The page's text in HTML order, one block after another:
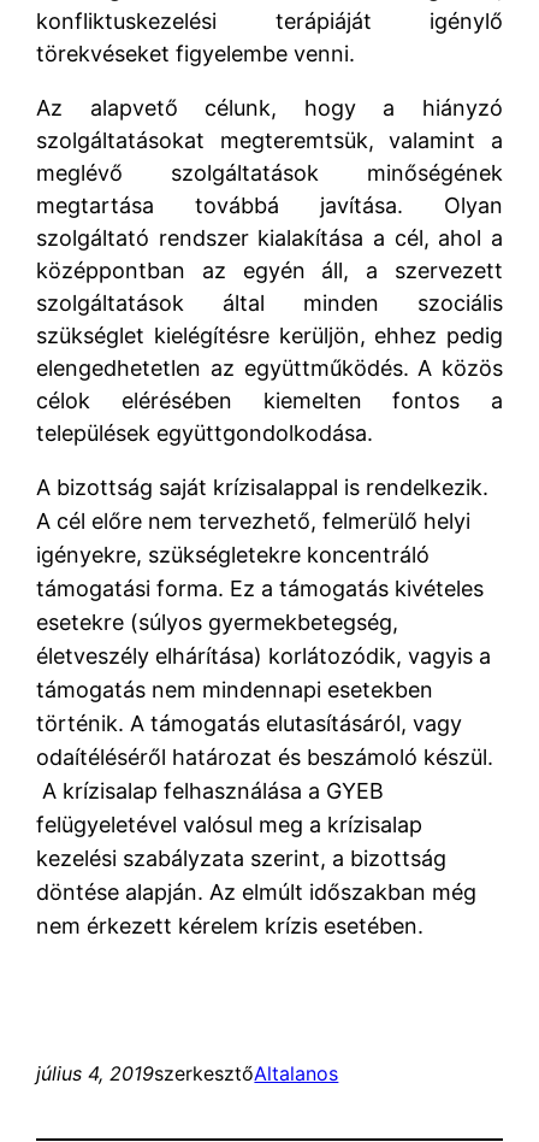
konfliktuskezelési terápiáját igénylő
törekvéseket figyelembe venni.
Az alapvető célunk, hogy a hiányzó
szolgáltatásokat megteremtsük, valamint a
meglévő szolgáltatások minőségének
megtartása továbbá javítása. Olyan
szolgáltató rendszer kialakítása a cél, ahol a
középpontban az egyén áll, a szervezett
szolgáltatások által minden szociális
szükséglet kielégítésre kerüljön, ehhez pedig
elengedhetetlen az együttműködés. A közös
célok elérésében kiemelten fontos a
települések együttgondolkodása.
A bizottság saját krízisalappal is rendelkezik.
A cél előre nem tervezhető, felmerülő helyi
igényekre, szükségletekre koncentráló
támogatási forma. Ez a támogatás kivételes
esetekre (súlyos gyermekbetegség,
életveszély elhárítása) korlátozódik, vagyis a
támogatás nem mindennapi esetekben
történik. A támogatás elutasításáról, vagy
odaítéléséről határozat és beszámoló készül.
A krízisalap felhasználása a GYEB
felügyeletével valósul meg a krízisalap
kezelési szabályzata szerint, a bizottság
döntése alapján. Az elmúlt időszakban még
nem érkezett kérelem krízis esetében.
július 4, 2019szerkesztőAltalanos